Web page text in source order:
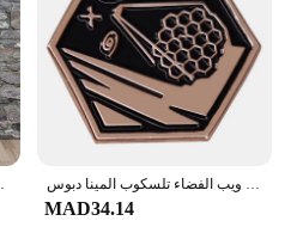
MAD34.14